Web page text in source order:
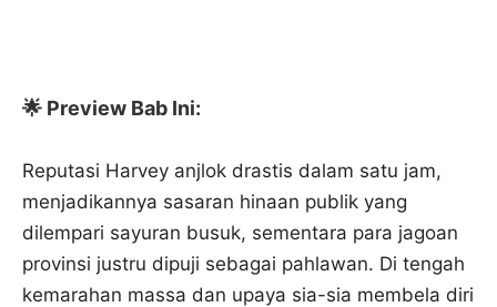
🌟 Preview Bab Ini:
Reputasi Harvey anjlok drastis dalam satu jam,
menjadikannya sasaran hinaan publik yang
dilempari sayuran busuk, sementara para jagoan
provinsi justru dipuji sebagai pahlawan. Di tengah
kemarahan massa dan upaya sia-sia membela diri